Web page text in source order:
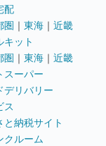
配
圏 ｜ 東海 ｜ 近畿
キット
圏 ｜ 東海 ｜ 近畿
スーパー
デリバリー
ス
と納税サイト
クルーム